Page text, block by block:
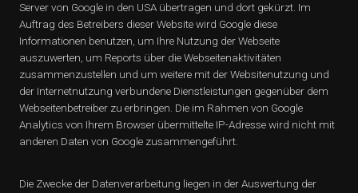
Server von Google in den USA übertragen und dort gekürzt. Im
Auftrag des Betreibers dieser Website wird Google diese
Informationen benutzen, um Ihre Nutzung der Webseite
auszuwerten, um Reports über die Webseitenaktivitäten
zusammenzustellen und um weitere mit der Websitenutzung und
der Internetnutzung verbundene Dienstleistungen gegenüber dem
Webseitenbetreiber zu erbringen. Die im Rahmen von Google
Analytics von Ihrem Browser übermittelte IP-Adresse wird nicht mit
anderen Daten von Google zusammengeführt.
Die Zwecke der Datenverarbeitung liegen in der Auswertung der